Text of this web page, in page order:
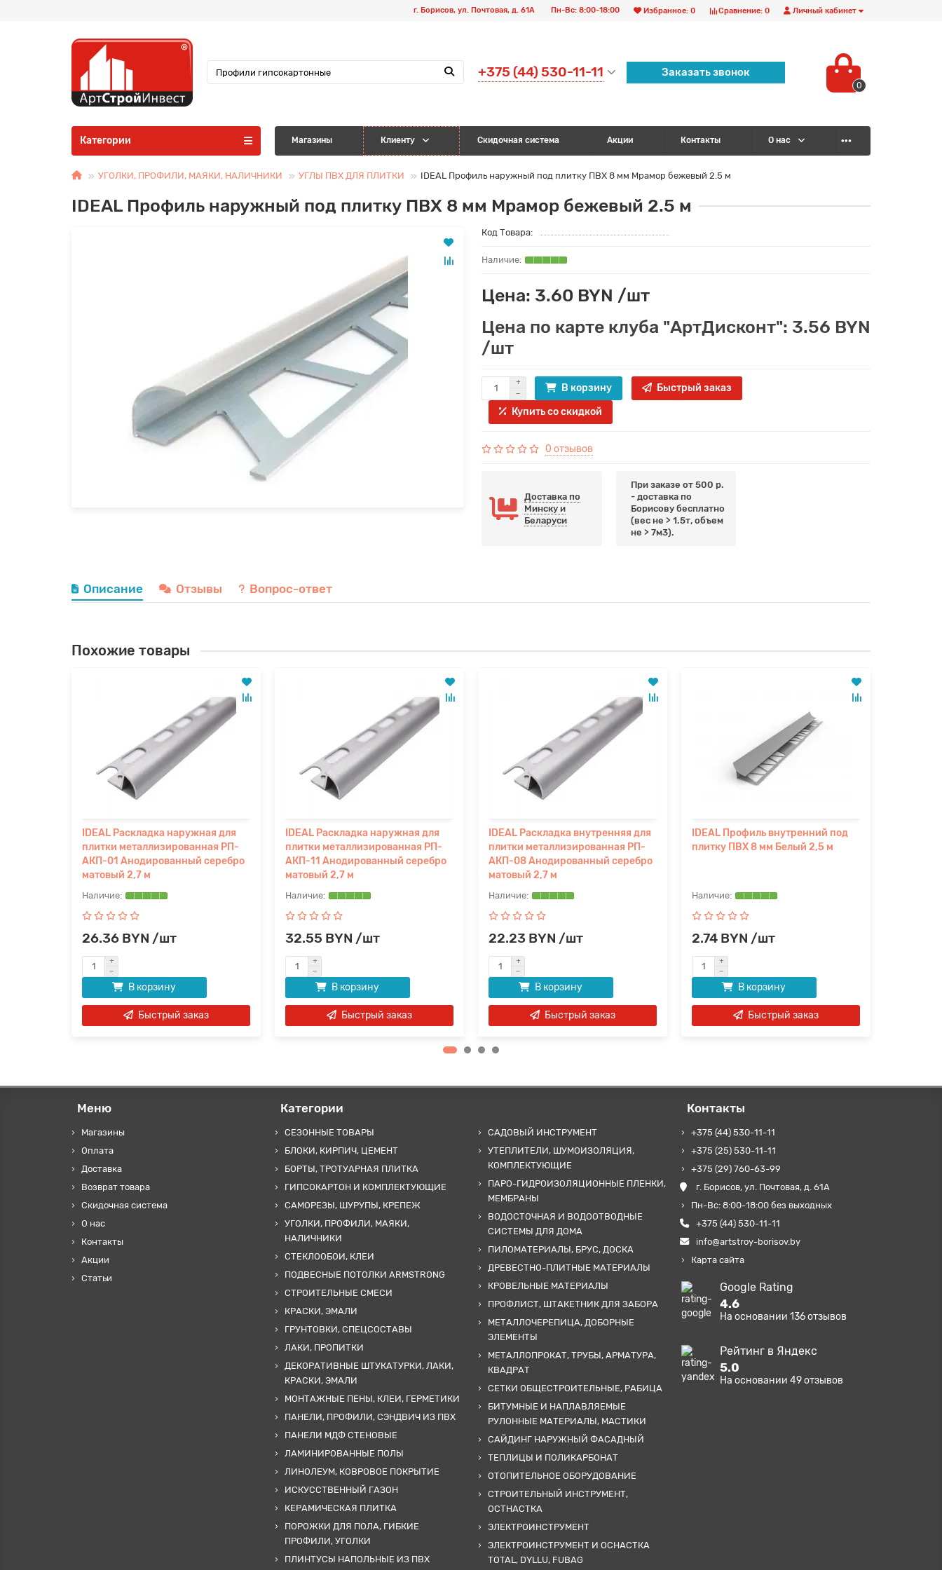
Личный кабинет
Сравнение: 0
Избранное: 0
г. Борисов, ул. Почтовая, д. 61А Пн-Вс: 8:00-18:00
+375 (44) 530-11-11 Заказать звонок
0
Категории Магазины Клиенту Скидочная система Акции Контакты О нас
УГОЛКИ, ПРОФИЛИ, МАЯКИ, НАЛИЧНИКИ УГЛЫ ПВХ ДЛЯ ПЛИТКИ IDEAL Профиль наружный под плитку ПВХ 8 мм Мрамор бежевый 2.5 м
IDEAL Профиль наружный под плитку ПВХ 8 мм Мрамор бежевый 2.5 м
Код Товара:
Цена: 3.60 BYN /шт
Цена по карте клуба "АртДисконт": 3.56 BYN
/шт
В корзину
Быстрый заказ
Купить со скидкой
0 отзывов
Доставка по
Минску и
Беларуси
При заказе от 500 р.
- доставка по
Борисову бесплатно
(вес не > 1.5т, объем
не > 7м3).
Описание Отзывы Вопрос-ответ
Похожие товары
IDEAL Раскладка наружная для
плитки металлизированная РП-
АКП-01 Анодированный серебро
матовый 2,7 м
26.36 BYN /шт
В корзину
Быстрый заказ
IDEAL Раскладка наружная для
плитки металлизированная РП-
АКП-11 Анодированный серебро
матовый 2,7 м
32.55 BYN /шт
В корзину
Быстрый заказ
IDEAL Раскладка внутренняя для
плитки металлизированная РП-
АКП-08 Анодированный серебро
матовый 2,7 м
22.23 BYN /шт
В корзину
Быстрый заказ
IDEAL Профиль внутренний под
плитку ПВХ 8 мм Белый 2,5 м
2.74 BYN /шт
В корзину
Быстрый заказ
Меню
Магазины
Оплата
Доставка
Возврат товара
Скидочная система
О нас
Контакты
Акции
Статьи
Категории
СЕЗОННЫЕ ТОВАРЫ
БЛОКИ, КИРПИЧ, ЦЕМЕНТ
БОРТЫ, ТРОТУАРНАЯ ПЛИТКА
ГИПСОКАРТОН И КОМПЛЕКТУЮЩИЕ
САМОРЕЗЫ, ШУРУПЫ, КРЕПЕЖ
УГОЛКИ, ПРОФИЛИ, МАЯКИ,
НАЛИЧНИКИ
СТЕКЛООБОИ, КЛЕИ
ПОДВЕСНЫЕ ПОТОЛКИ ARMSTRONG
СТРОИТЕЛЬНЫЕ СМЕСИ
КРАСКИ, ЭМАЛИ
ГРУНТОВКИ, СПЕЦСОСТАВЫ
ЛАКИ, ПРОПИТКИ
ДЕКОРАТИВНЫЕ ШТУКАТУРКИ, ЛАКИ,
КРАСКИ, ЭМАЛИ
МОНТАЖНЫЕ ПЕНЫ, КЛЕИ, ГЕРМЕТИКИ
ПАНЕЛИ, ПРОФИЛИ, СЭНДВИЧ ИЗ ПВХ
ПАНЕЛИ МДФ СТЕНОВЫЕ
ЛАМИНИРОВАННЫЕ ПОЛЫ
ЛИНОЛЕУМ, КОВРОВОЕ ПОКРЫТИЕ
ИСКУССТВЕННЫЙ ГАЗОН
КЕРАМИЧЕСКАЯ ПЛИТКА
ПОРОЖКИ ДЛЯ ПОЛА, ГИБКИЕ
ПРОФИЛИ, УГОЛКИ
ПЛИНТУСЫ НАПОЛЬНЫЕ ИЗ ПВХ
САДОВЫЙ ИНСТРУМЕНТ
УТЕПЛИТЕЛИ, ШУМОИЗОЛЯЦИЯ,
КОМПЛЕКТУЮЩИЕ
ПАРО-ГИДРОИЗОЛЯЦИОННЫЕ ПЛЕНКИ,
МЕМБРАНЫ
ВОДОСТОЧНАЯ И ВОДООТВОДНЫЕ
СИСТЕМЫ ДЛЯ ДОМА
ПИЛОМАТЕРИАЛЫ, БРУС, ДОСКА
ДРЕВЕСТНО-ПЛИТНЫЕ МАТЕРИАЛЫ
КРОВЕЛЬНЫЕ МАТЕРИАЛЫ
ПРОФЛИСТ, ШТАКЕТНИК ДЛЯ ЗАБОРА
МЕТАЛЛОЧЕРЕПИЦА, ДОБОРНЫЕ
ЭЛЕМЕНТЫ
МЕТАЛЛОПРОКАТ, ТРУБЫ, АРМАТУРА,
КВАДРАТ
СЕТКИ ОБЩЕСТРОИТЕЛЬНЫЕ, РАБИЦА
БИТУМНЫЕ И НАПЛАВЛЯЕМЫЕ
РУЛОННЫЕ МАТЕРИАЛЫ, МАСТИКИ
САЙДИНГ НАРУЖНЫЙ ФАСАДНЫЙ
ТЕПЛИЦЫ И ПОЛИКАРБОНАТ
ОТОПИТЕЛЬНОЕ ОБОРУДОВАНИЕ
СТРОИТЕЛЬНЫЙ ИНСТРУМЕНТ,
ОСТНАСТКА
ЭЛЕКТРОИНСТРУМЕНТ
ЭЛЕКТРОИНСТРУМЕНТ И ОСНАСТКА
TOTAL, DYLLU, FUBAG
Контакты
+375 (44) 530-11-11
+375 (25) 530-11-11
+375 (29) 760-63-99
г. Борисов, ул. Почтовая, д. 61А
Пн-Вс: 8:00-18:00 без выходных
+375 (44) 530-11-11
info@artstroy-borisov.by
Карта сайта
Google Rating
4.6
На основании 136отзывов
Рейтинг в Яндекс
5.0
На основании 49отзывов